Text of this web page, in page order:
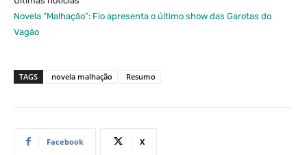
Novela “Malhação”: Fio apresenta o último show das Garotas do
Vagão
TAGS novela malhação Resumo
Facebook X